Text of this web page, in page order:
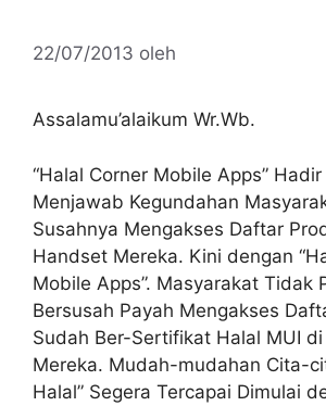
22/07/2013 oleh
Assalamu’alaikum Wr.Wb.
“Halal Corner Mobile Apps”
Menjawab Kegundahan
Susahnya Mengakses Daftar
Handset Mereka. Kini dengan
Mobile Apps”. Masyarakat Tidak
Bersusah Payah Mengakses
Sudah Ber-Sertifikat Halal MUI
Mereka. Mudah-mudahan Cita-
Halal” Segera Tercapai Dimulai